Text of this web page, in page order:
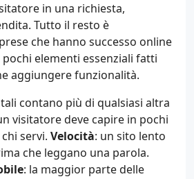
in una richiesta,
Tutto il resto è
che hanno successo online
elementi essenziali fatti
aggiungere funzionalità.
contano più di qualsiasi altra
visitatore deve capire in pochi
servi. Velocità: un sito lento
che leggano una parola.
: la maggior parte delle